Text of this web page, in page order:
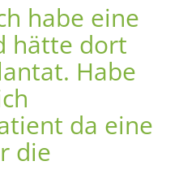
habe eine
hätte dort
Habe
da eine
die